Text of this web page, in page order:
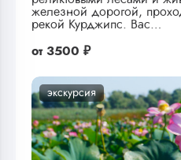
железной дорогой,
рекой Курджипс. Вас…
от 3500 ₽
экскурсия